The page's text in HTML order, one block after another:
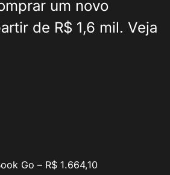
um novo
de R$ 1,6 mil. Veja
Go – R$ 1.664,10